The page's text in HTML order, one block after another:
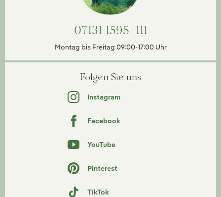
07131 1595-111
Montag bis Freitag 09:00-17:00 Uhr
Folgen Sie uns
Instagram
Facebook
YouTube
Pinterest
TikTok